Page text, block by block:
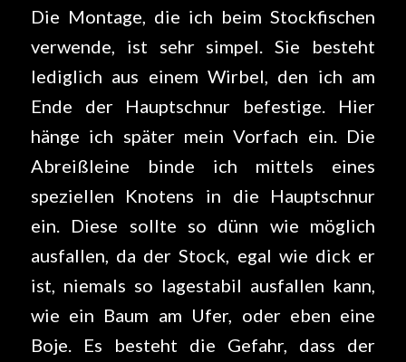
Die Montage, die ich beim Stockfischen
verwende, ist sehr simpel. Sie besteht
lediglich aus einem Wirbel, den ich am
Ende der Hauptschnur befestige. Hier
hänge ich später mein Vorfach ein. Die
Abreißleine binde ich mittels eines
speziellen Knotens in die Hauptschnur
ein. Diese sollte so dünn wie möglich
ausfallen, da der Stock, egal wie dick er
ist, niemals so lagestabil ausfallen kann,
wie ein Baum am Ufer, oder eben eine
Boje. Es besteht die Gefahr, dass der